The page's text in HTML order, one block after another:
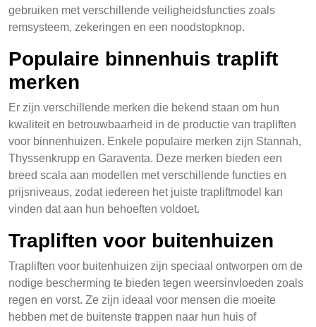
gebruiken met verschillende veiligheidsfuncties zoals
remsysteem, zekeringen en een noodstopknop.
Populaire binnenhuis traplift
merken
Er zijn verschillende merken die bekend staan om hun
kwaliteit en betrouwbaarheid in de productie van trapliften
voor binnenhuizen. Enkele populaire merken zijn Stannah,
Thyssenkrupp en Garaventa. Deze merken bieden een
breed scala aan modellen met verschillende functies en
prijsniveaus, zodat iedereen het juiste trapliftmodel kan
vinden dat aan hun behoeften voldoet.
Trapliften voor buitenhuizen
Trapliften voor buitenhuizen zijn speciaal ontworpen om de
nodige bescherming te bieden tegen weersinvloeden zoals
regen en vorst. Ze zijn ideaal voor mensen die moeite
hebben met de buitenste trappen naar hun huis of